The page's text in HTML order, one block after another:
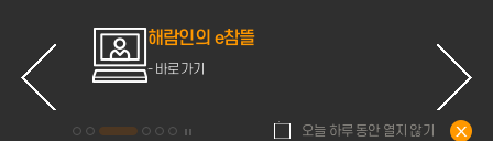
해람인의 e참뜰
- 바로가기
오늘 하루 동안 열지 않기